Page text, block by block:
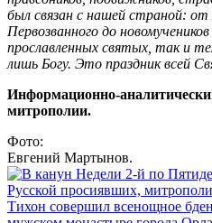
был связан с нашей страной:
Первозванного до
прославленных святых, так и
лишь Богу. Это праздник всей
Информационно-
митрополии.
Фото:
Евгений Мартынов.